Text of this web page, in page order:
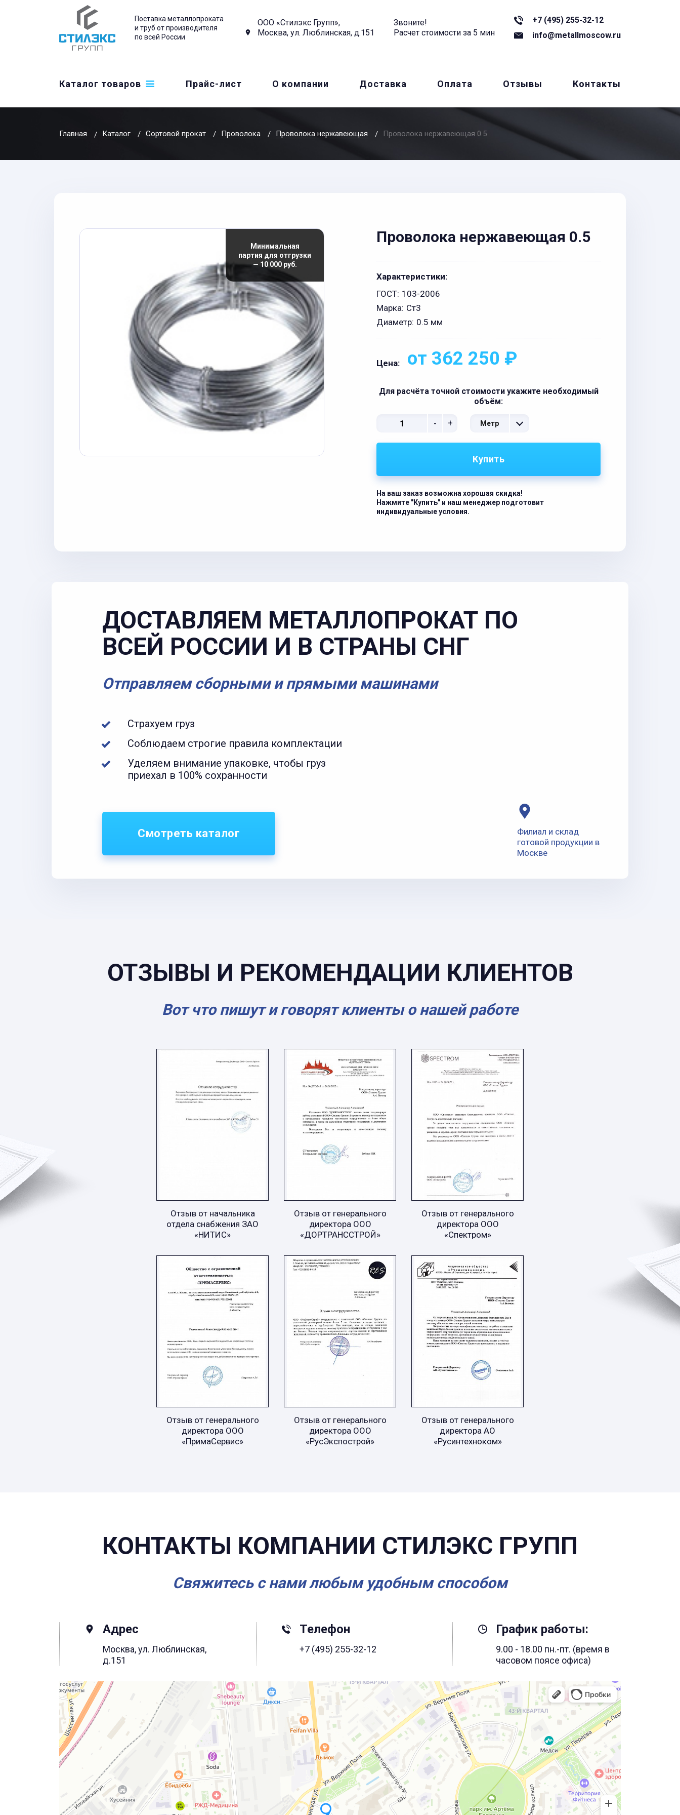
Поставка металлопроката
и труб от производителя
по всей России
ООО «Стилэкс Групп»,
Москва, ул. Люблинская, д.151
Звоните!
Расчет стоимости за 5 мин
+7 (495) 255-32-12
info@metallmoscow.ru
Каталог товаров Прайс-лист О компании Доставка Оплата Отзывы Контакты
Главная Каталог Сортовой прокат Проволока Проволока нержавеющая Проволока нержавеющая 0.5
Минимальная
партия для отгрузки
— 10 000 руб.
Проволока нержавеющая 0.5
Характеристики:
ГОСТ: 103-2006
Марка: Ст3
Диаметр: 0.5 мм
Цена: от 362 250 ₽
Для расчёта точной стоимости укажите необходимый
объём:
- + Метр
Купить
На ваш заказ возможна хорошая скидка!
Нажмите "Купить" и наш менеджер подготовит
индивидуальные условия.
Филиал и склад
готовой продукции в
Москве
ДОСТАВЛЯЕМ МЕТАЛЛОПРОКАТ ПО
ВСЕЙ РОССИИ И В СТРАНЫ СНГ
Отправляем сборными и прямыми машинами
Страхуем груз
Соблюдаем строгие правила комплектации
Уделяем внимание упаковке, чтобы груз
приехал в 100% сохранности
Смотреть каталог
ОТЗЫВЫ И РЕКОМЕНДАЦИИ КЛИЕНТОВ
Вот что пишут и говорят клиенты о нашей работе
Отзыв от начальника
отдела снабжения ЗАО
«НИТИС»
Отзыв от генерального
директора ООО
«ДОРТРАНССТРОЙ»
Отзыв от генерального
директора ООО
«Спектром»
Отзыв от генерального
директора ООО
«ПримаСервис»
Отзыв от генерального
директора ООО
«РусЭкспострой»
Отзыв от генерального
директора АО
«Русинтехноком»
КОНТАКТЫ КОМПАНИИ СТИЛЭКС ГРУПП
Свяжитесь с нами любым удобным способом
Адрес
Москва, ул. Люблинская,
д.151
Телефон
+7 (495) 255-32-12
График работы:
9.00 - 18.00 пн.-пт. (время в
часовом поясе офиса)